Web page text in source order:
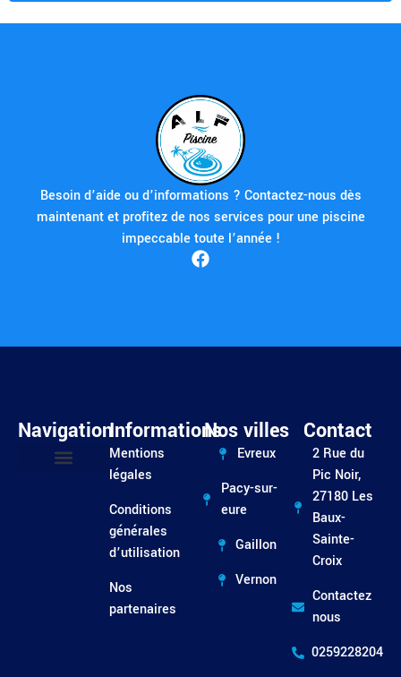
Besoin d’aide ou d’informations ? Contactez-nous dès
maintenant et profitez de nos services pour une piscine
impeccable toute l’année !
NavigationInformations
Mentions
légales
Conditions
générales
d’utilisation
Nos
partenaires
Nos villes
Evreux
Pacy-sur-
eure
Gaillon
Vernon
Contact
2 Rue du
Pic Noir,
27180 Les
Baux-
Sainte-
Croix
Contactez
nous
0259228204